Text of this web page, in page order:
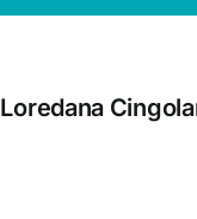
Loredana